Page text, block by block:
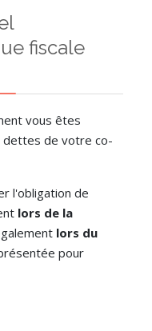
fiscale
vous êtes
dettes de votre co-
l'obligation de
lors de la
lors du
pour